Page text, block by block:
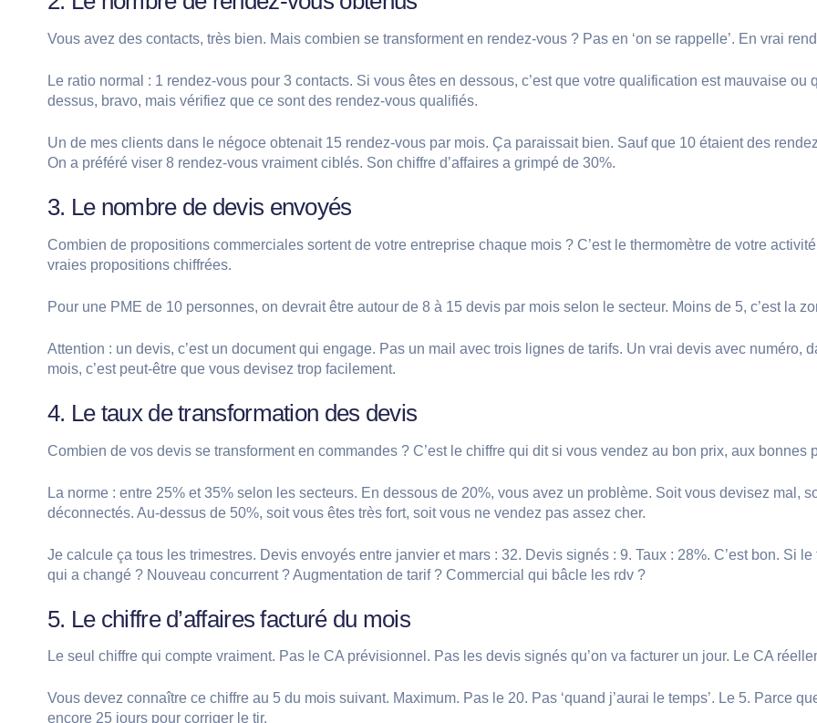
Vous avez des contacts, très bien. Mais combien se transforment en rendez-vous ? Pas en ‘on se rappelle’. En vrai
Le ratio normal : 1 rendez-vous pour 3 contacts. Si vous êtes en dessous, c’est que votre qualification est mauvaise
dessus, bravo, mais vérifiez que ce sont des rendez-vous qualifiés.
Un de mes clients dans le négoce obtenait 15 rendez-vous par mois. Ça paraissait bien. Sauf que 10 étaient des
On a préféré viser 8 rendez-vous vraiment ciblés. Son chiffre d’affaires a grimpé de 30%.
3. Le nombre de devis envoyés
Combien de propositions commerciales sortent de votre entreprise chaque mois ? C’est le thermomètre de votre
vraies propositions chiffrées.
Pour une PME de 10 personnes, on devrait être autour de 8 à 15 devis par mois selon le secteur. Moins de 5, c’est la
Attention : un devis, c’est un document qui engage. Pas un mail avec trois lignes de tarifs. Un vrai devis avec numéro,
mois, c’est peut-être que vous devisez trop facilement.
4. Le taux de transformation des devis
Combien de vos devis se transforment en commandes ? C’est le chiffre qui dit si vous vendez au bon prix, aux bonnes
La norme : entre 25% et 35% selon les secteurs. En dessous de 20%, vous avez un problème. Soit vous devisez mal,
déconnectés. Au-dessus de 50%, soit vous êtes très fort, soit vous ne vendez pas assez cher.
Je calcule ça tous les trimestres. Devis envoyés entre janvier et mars : 32. Devis signés : 9. Taux : 28%. C’est bon. Si
qui a changé ? Nouveau concurrent ? Augmentation de tarif ? Commercial qui bâcle les rdv ?
5. Le chiffre d’affaires facturé du mois
Le seul chiffre qui compte vraiment. Pas le CA prévisionnel. Pas les devis signés qu’on va facturer un jour. Le CA
Vous devez connaître ce chiffre au 5 du mois suivant. Maximum. Pas le 20. Pas ‘quand j’aurai le temps’. Le 5. Parce
encore 25 jours pour corriger le tir.